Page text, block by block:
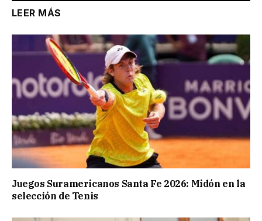
LEER MÁS
Juegos Suramericanos Santa Fe 2026: Midón en la
selección de Tenis